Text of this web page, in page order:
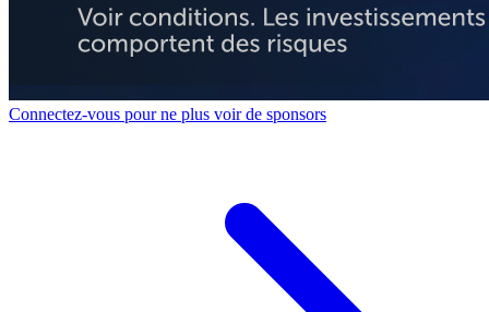
Connectez-vous pour ne plus voir de sponsors